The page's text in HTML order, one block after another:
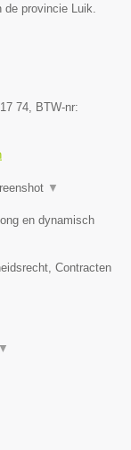
provincie Luik.
74 , BTW-nr:
▼
en dynamisch
Contracten
▼